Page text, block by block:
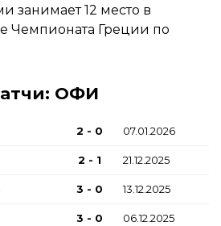
занимает 12 место в
Чемпионата Греции по
ОФИ
2 - 0 07.01.2026
2 - 1 21.12.2025
3 - 0 13.12.2025
3 - 0 06.12.2025